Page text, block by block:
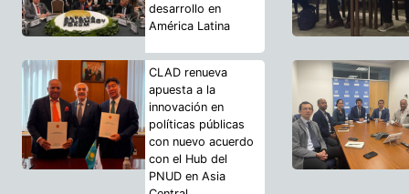
desarrollo en
América Latina
CLAD renueva
apuesta a la
innovación en
políticas públicas
con nuevo acuerdo
con el Hub del
PNUD en Asia